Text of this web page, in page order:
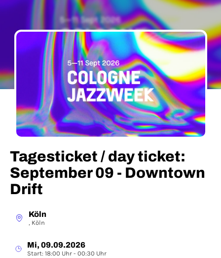
Tagesticket / day ticket:
September 09 - Downtown
Drift
Köln
, Köln
Mi, 09.09.2026
Start: 18:00 Uhr - 00:30 Uhr